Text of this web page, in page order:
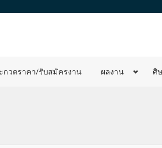
กวดราคา/รับสมัครงาน ผลงาน ศิ